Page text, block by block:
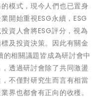
模式，現今人們也已置身
開始重視ESG永續，ESG
資人會將ESG評分，視為
及投資決策。因此有關金
相關議題皆成為研討會中
透過研討會除了共同激盪
不僅對研究生而言有相當
界也都會有正向的收穫。